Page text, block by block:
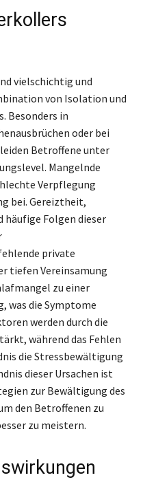
vielschichtig und
von Isolation und
Besonders in
oder bei
Betroffene unter
Mangelnde
Verpflegung
bei. Gereiztheit,
häufige Folgen dieser
private
tiefen Vereinsamung
zu einer
was die Symptome
werden durch die
während das Fehlen
die Stressbewältigung
dieser Ursachen ist
zur Bewältigung des
den Betroffenen zu
zu meistern.